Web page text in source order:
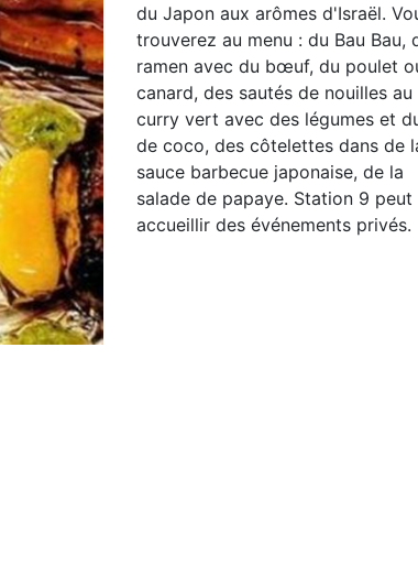
du Japon aux arômes d'Israël.
trouverez au menu : du Bau Bau,
ramen avec du bœuf, du poulet
canard, des sautés de nouilles au
curry vert avec des légumes et
de coco, des côtelettes dans de
sauce barbecue japonaise, de la
salade de papaye. Station 9 peut
accueillir des événements privés.